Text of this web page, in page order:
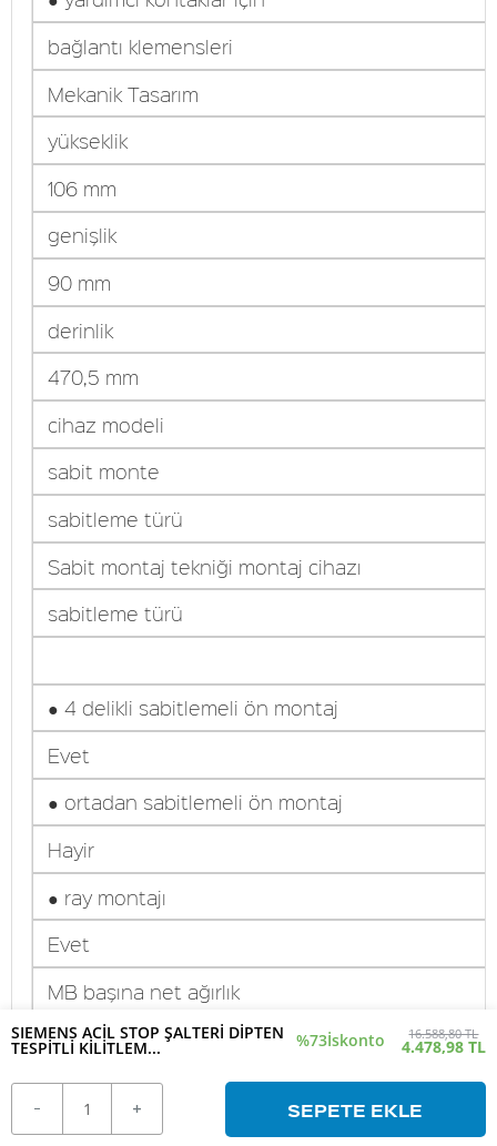
SIEMENS ACİL STOP ŞALTERİ DİPTEN
TESPİTLİ KİLİTLEM... %73İskonto 16.588,80 TL
4.478,98 TL
SEPETE EKLE
bağlantı klemensleri
Mekanik Tasarım
yükseklik
106 mm
genişlik
90 mm
derinlik
470,5 mm
cihaz modeli
sabit monte
sabitleme türü
Sabit montaj tekniği montaj cihazı
sabitleme türü
● 4 delikli sabitlemeli ön montaj
Evet
● ortadan sabitlemeli ön montaj
Hayir
● ray montajı
Evet
MB başına net ağırlık
761 g
Çevresel koşullar
ortam sıcaklığı işletim sırasında